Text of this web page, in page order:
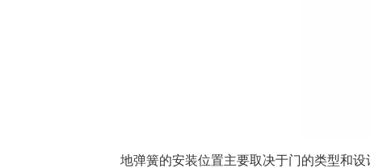
地弹簧的安装位置主要取决于门的类型和设